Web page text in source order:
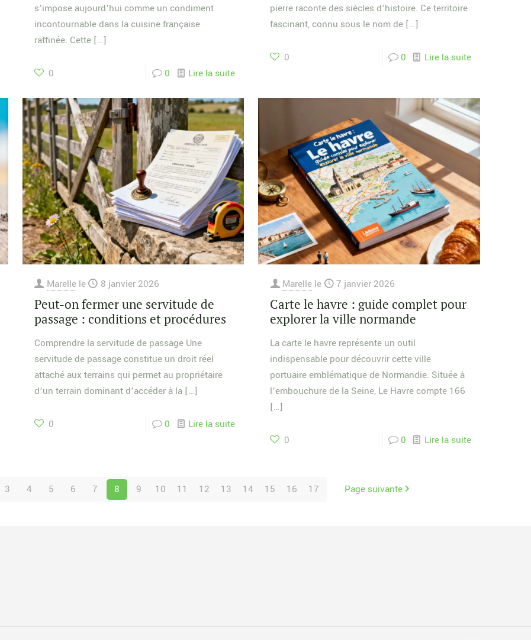
s’impose aujourd’hui comme un condiment
incontournable dans la cuisine française
raffinée. Cette[…]
0 0 Lire la suite
pierre raconte des siècles d’histoire. Ce territoire
fascinant, connu sous le nom de […]
0 0 Lire la suite
Marelle le 8 janvier 2026
Peut-on fermer une servitude de
passage : conditions et procédures
Comprendre la servitude de passage Une
servitude de passage constitue un droit réel
attaché aux terrains qui permet au propriétaire
d’un terrain dominant d’accéder à la[…]
0 0 Lire la suite
Marelle le 7 janvier 2026
Carte le havre : guide complet pour
explorer la ville normande
La carte le havre représente un outil
indispensable pour découvrir cette ville
portuaire emblématique de Normandie. Située à
l’embouchure de la Seine, Le Havre compte 166
[…]
0 0 Lire la suite
3 4 5 6 7 8 9 10 11 12 13 14 15 16 17 Page suivante